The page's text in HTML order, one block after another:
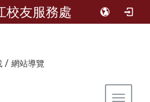
校友服務處
/ 網站導覽
Toggle